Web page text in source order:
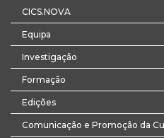
CICS.NOVA
Equipa
Investigação
Formação
Edições
Comunicação e Promoção da